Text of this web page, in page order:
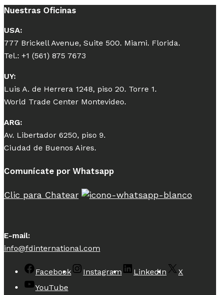
Nuestras Oficinas
USA:
777 Brickell Avenue, Suite 500. Miami. Florida.
Tel.: +1 (561) 875 7673
UY:
Luis A. de Herrera 1248, piso 20. Torre 1.
World Trade Center Montevideo.
ARG:
Av. Libertador 6250, piso 9.
Ciudad de Buenos Aires.
Comunícate por Whatsapp
Clic para Chatear
E-mail:
info@fdinternational.com
Facebook Instagram LinkedIn
X
YouTube